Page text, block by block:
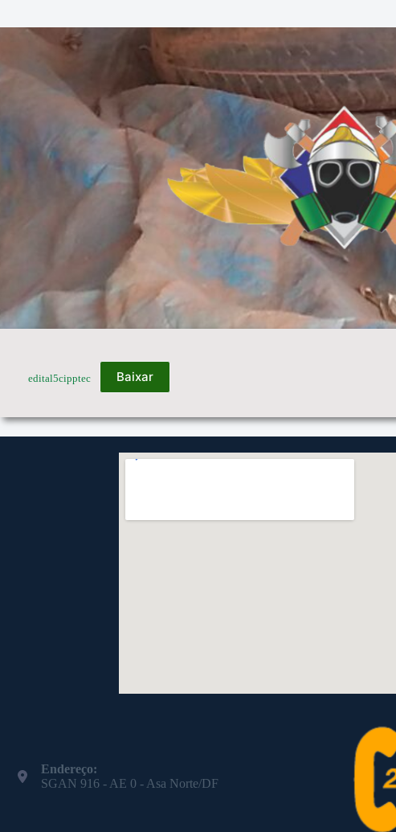
edital5cipptec Baixar
Endereço:
SGAN 916 - AE 0 - Asa Norte/DF